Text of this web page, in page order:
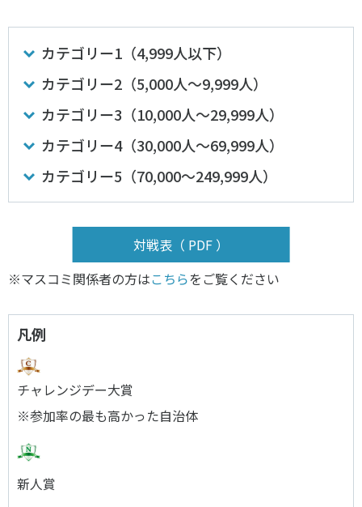
各教育機関との連携
スポーツ振興団体との連携
【動画】スポーツでアクティブなまちづくり
知る学ぶ
スポーツ 歴史の検証
スポーツ辞典
カテゴリー1（4,999人以下）
カテゴリー2（5,000人～9,999人）
カテゴリー3（10,000人～29,999人）
カテゴリー4（30,000人～69,999人）
カテゴリー5（70,000～249,999人）
対戦表（ PDF ）
※マスコミ関係者の方はこちらをご覧ください
凡例
チャレンジデー大賞
※参加率の最も高かった自治体
新人賞